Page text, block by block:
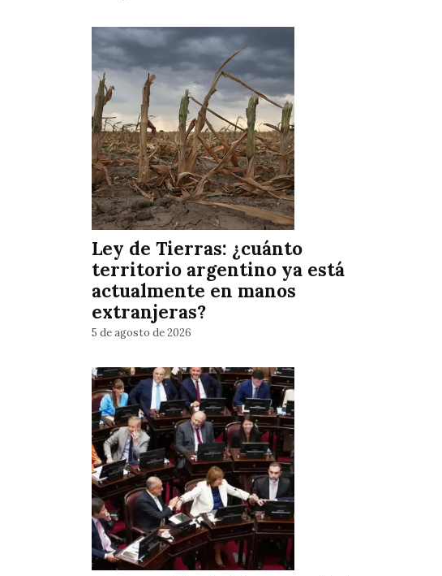
Ley de Tierras: ¿cuánto
territorio argentino ya está
actualmente en manos
extranjeras?
5 de agosto de 2026